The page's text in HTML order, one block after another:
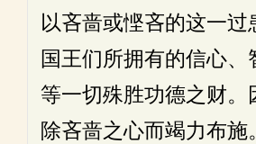
以吝啬或悭吝的这一过
国王们所拥有的信心、
等一切殊胜功德之财。
除吝啬之心而竭力布施。